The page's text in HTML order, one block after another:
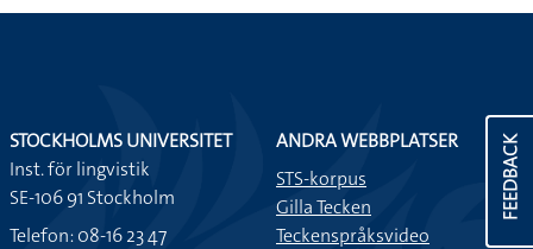
FEEDBACK
STOCKHOLMS UNIVERSITET
Inst. för lingvistik
SE-106 91 Stockholm
Telefon: 08-16 23 47
ANDRA WEBBPLATSER
STS-korpus
Gilla Tecken
Teckenspråksvideo